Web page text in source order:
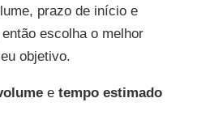
prazo de início e
escolha o melhor
objetivo.
e tempo estimado